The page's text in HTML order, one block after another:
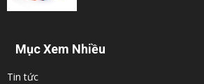
Mục Xem Nhiều
Tin tức